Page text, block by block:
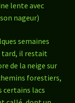
lente avec
nageur)
semaines
tard, il restait
de la neige sur
forestiers,
certains lacs